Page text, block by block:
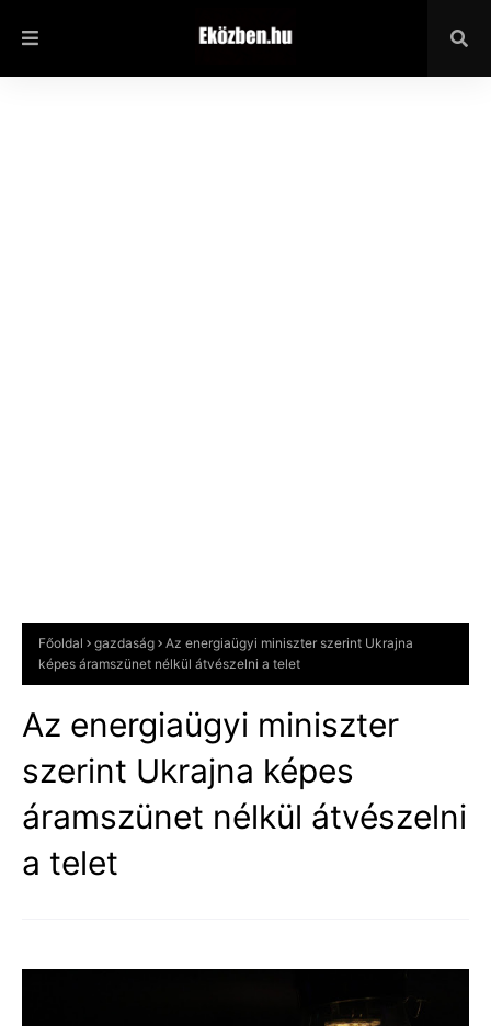
Főoldal gazdaság
Az energiaügyi miniszter szerint Ukrajna
képes áramszünet nélkül átvészelni a telet
Az energiaügyi miniszter
szerint Ukrajna képes
áramszünet nélkül átvészelni
a telet